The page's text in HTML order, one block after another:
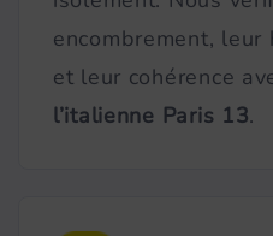
encombrement, leur
et leur cohérence
l’italienne Paris 13.